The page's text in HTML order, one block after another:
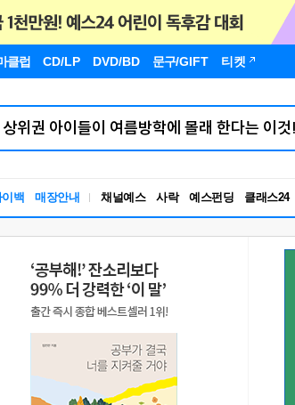
클럽 CD/LP DVD/BD 문구/GIFT 티켓
이백 매장안내 채널예스 사락 예스펀딩 클래스24